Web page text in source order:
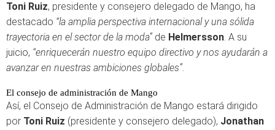
Toni Ruiz, presidente y consejero delegado de Mango, ha
destacado “la amplia perspectiva internacional y una sólida
trayectoria en el sector de la moda”de Helmersson. A su
juicio, “enriquecerán nuestro equipo directivo y nos ayudarán a
avanzar en nuestras ambiciones globales”.
El consejo de administración de Mango
Así, el Consejo de Administración de Mango estará dirigido
por Toni Ruiz (presidente y consejero delegado), Jonathan